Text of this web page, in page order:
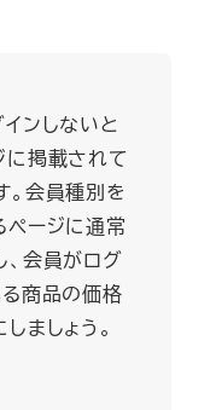
ンしないと
に掲載されて
。会員種別を
ページに通常
、会員がログ
る商品の価格
ましょう。